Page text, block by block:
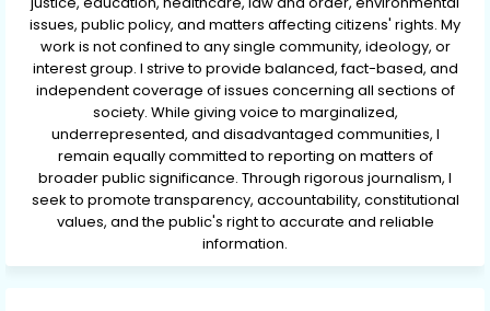
issues, public policy, and matters affecting citizens' rights. My
work is not confined to any single community, ideology, or
interest group. I strive to provide balanced, fact-based, and
independent coverage of issues concerning all sections of
society. While giving voice to marginalized,
underrepresented, and disadvantaged communities, I
remain equally committed to reporting on matters of
broader public significance. Through rigorous journalism, I
seek to promote transparency, accountability, constitutional
values, and the public's right to accurate and reliable
information.